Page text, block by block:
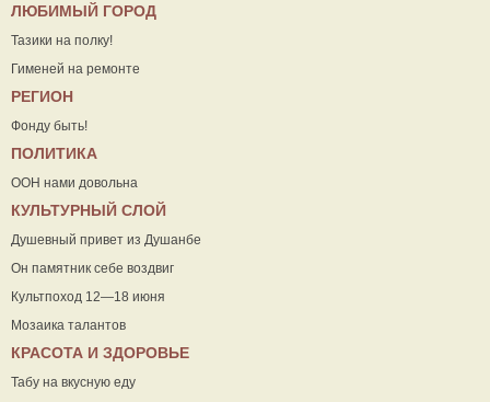
ЛЮБИМЫЙ ГОРОД
Тазики на полку!
Гименей на ремонте
РЕГИОН
Фонду быть!
ПОЛИТИКА
ООН нами довольна
КУЛЬТУРНЫЙ СЛОЙ
Душевный привет из Душанбе
Он памятник себе воздвиг
Культпоход 12—18 июня
Мозаика талантов
КРАСОТА И ЗДОРОВЬЕ
Табу на вкусную еду